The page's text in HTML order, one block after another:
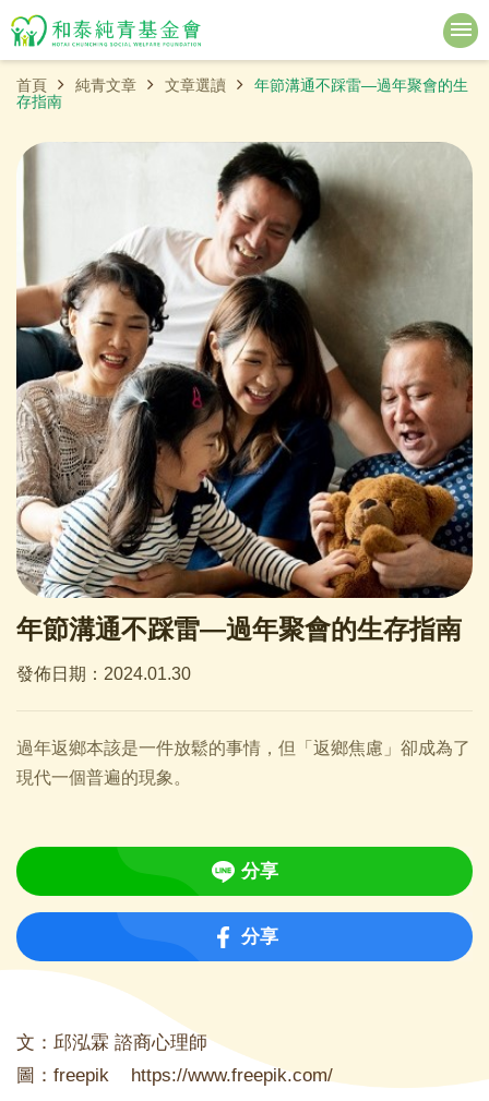
首頁 純青文章 文章選讀
年節溝通不踩雷—過年聚會的生
存指南
年節溝通不踩雷—過年聚會的生存指南
發佈日期：2024.01.30
過年返鄉本該是一件放鬆的事情，但「返鄉焦慮」卻成為了
現代一個普遍的現象。
分享
分享
文：邱泓霖 諮商心理師
圖：freepik https://www.freepik.com/